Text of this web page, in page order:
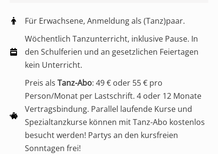
Für Erwachsene, Anmeldung als (Tanz)paar.
Wöchentlich Tanzunterricht, inklusive Pause. In
den Schulferien und an gesetzlichen Feiertagen
kein Unterricht.
Preis als Tanz-Abo: 49 € oder 55 € pro
Person/Monat per Lastschrift. 4 oder 12 Monate
Vertragsbindung. Parallel laufende Kurse und
Spezialtanzkurse können mit Tanz-Abo kostenlos
besucht werden! Partys an den kursfreien
Sonntagen frei!